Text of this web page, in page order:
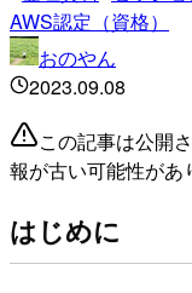
AWS認定（資格）
おのやん
2023.09.08
この記事は公開
報が古い可能性があ
はじめに